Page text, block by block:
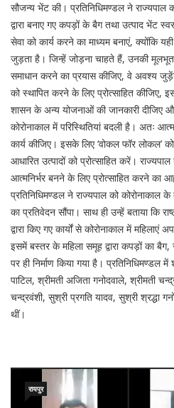
सौजन्य भेंट की। प्रतिनिधिमण्डल ने राज्यपाल
द्वारा बनाए गए कपड़ों के बैग तथा उत्पाद भेंट
सेवा को कार्य करने का माध्यम बनाएं, क्योंकि
जुड़ता है। जिन्हें जोड़ना चाहते हैं, उनकी
समाधान करने का प्रयास कीजिए, वे अवश्य
को स्थापित करने के लिए प्रोत्साहित कीजिए,
शासन के अन्य योजनाओं की जानकारी दीजिए
कोरोनाकाल में परिस्थितियां बदली है। अतः
कार्य कीजिए। इसके लिए ‘वोकल फॉर लोकल’
आधारित उत्पादों को प्रोत्साहित करें।
आत्मनिर्भर बनने के लिए प्रोत्साहित करने का
प्रतिनिधिमण्डल ने राज्यपाल को कोरोनाकाल के
का प्रतिवेदन सौंपा। साथ ही उन्हें बताया कि
द्वारा किए गए कार्यों से कोरोनाकाल में
इसमें बस्तर के महिला समूह द्वारा कपड़ों का
पर ही निर्माण किया गया है। प्रतिनिधिमण्डल में
पाटिल, श्रीमती अजिता गनोदवाले, श्रीमती
चन्द्रवंशी, सुश्री प्रगति यादव, सुश्री श्रद्धा
थीं।
रायपुर